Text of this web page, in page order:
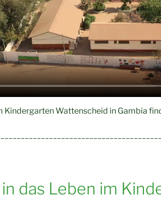
Kindergarten Wattenscheid in Gambia
das Leben im